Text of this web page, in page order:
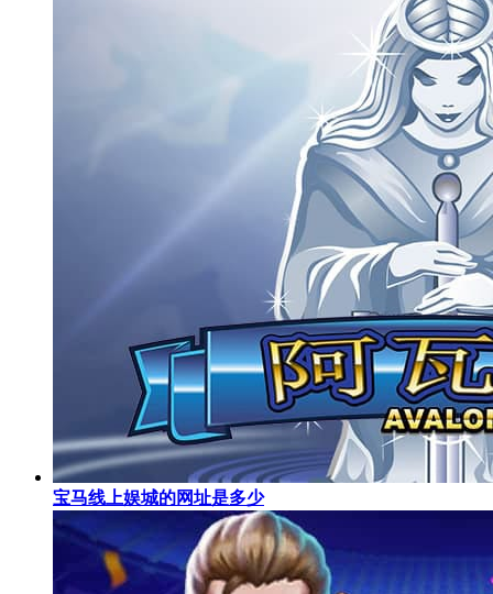
宝马线上娱城的网址是多少